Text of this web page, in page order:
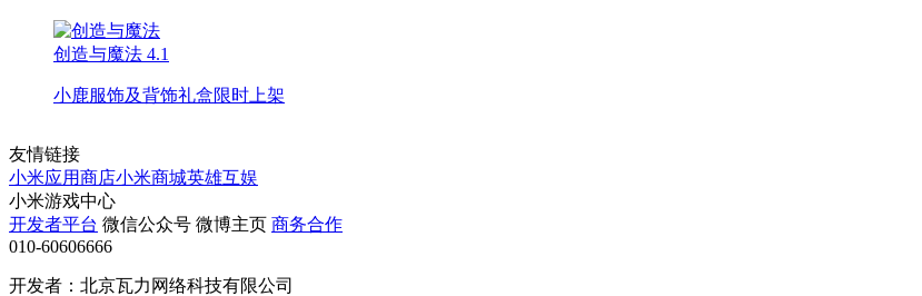
创造与魔法 4.1
小鹿服饰及背饰礼盒限时上架
友情链接
小米应用商店小米商城英雄互娱
小米游戏中心
开发者平台 微信公众号 微博主页 商务合作
010-60606666
开发者：北京瓦力网络科技有限公司